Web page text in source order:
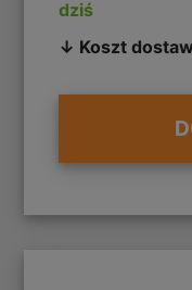
dziś
↓ Koszt